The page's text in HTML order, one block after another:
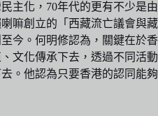
主化，70年代的更有不少是由
嘛創立的「西藏流亡議會與藏
今。何明修認為，關鍵在於香
文化傳承下去，透過不同活動
。他認為只要香港的認同能夠